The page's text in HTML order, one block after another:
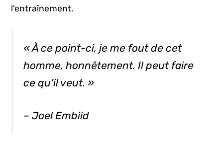
l’entraînement.
« À ce point-ci, je me fout de cet
homme, honnêtement. Il peut faire
ce qu’il veut. »
– Joel Embiid